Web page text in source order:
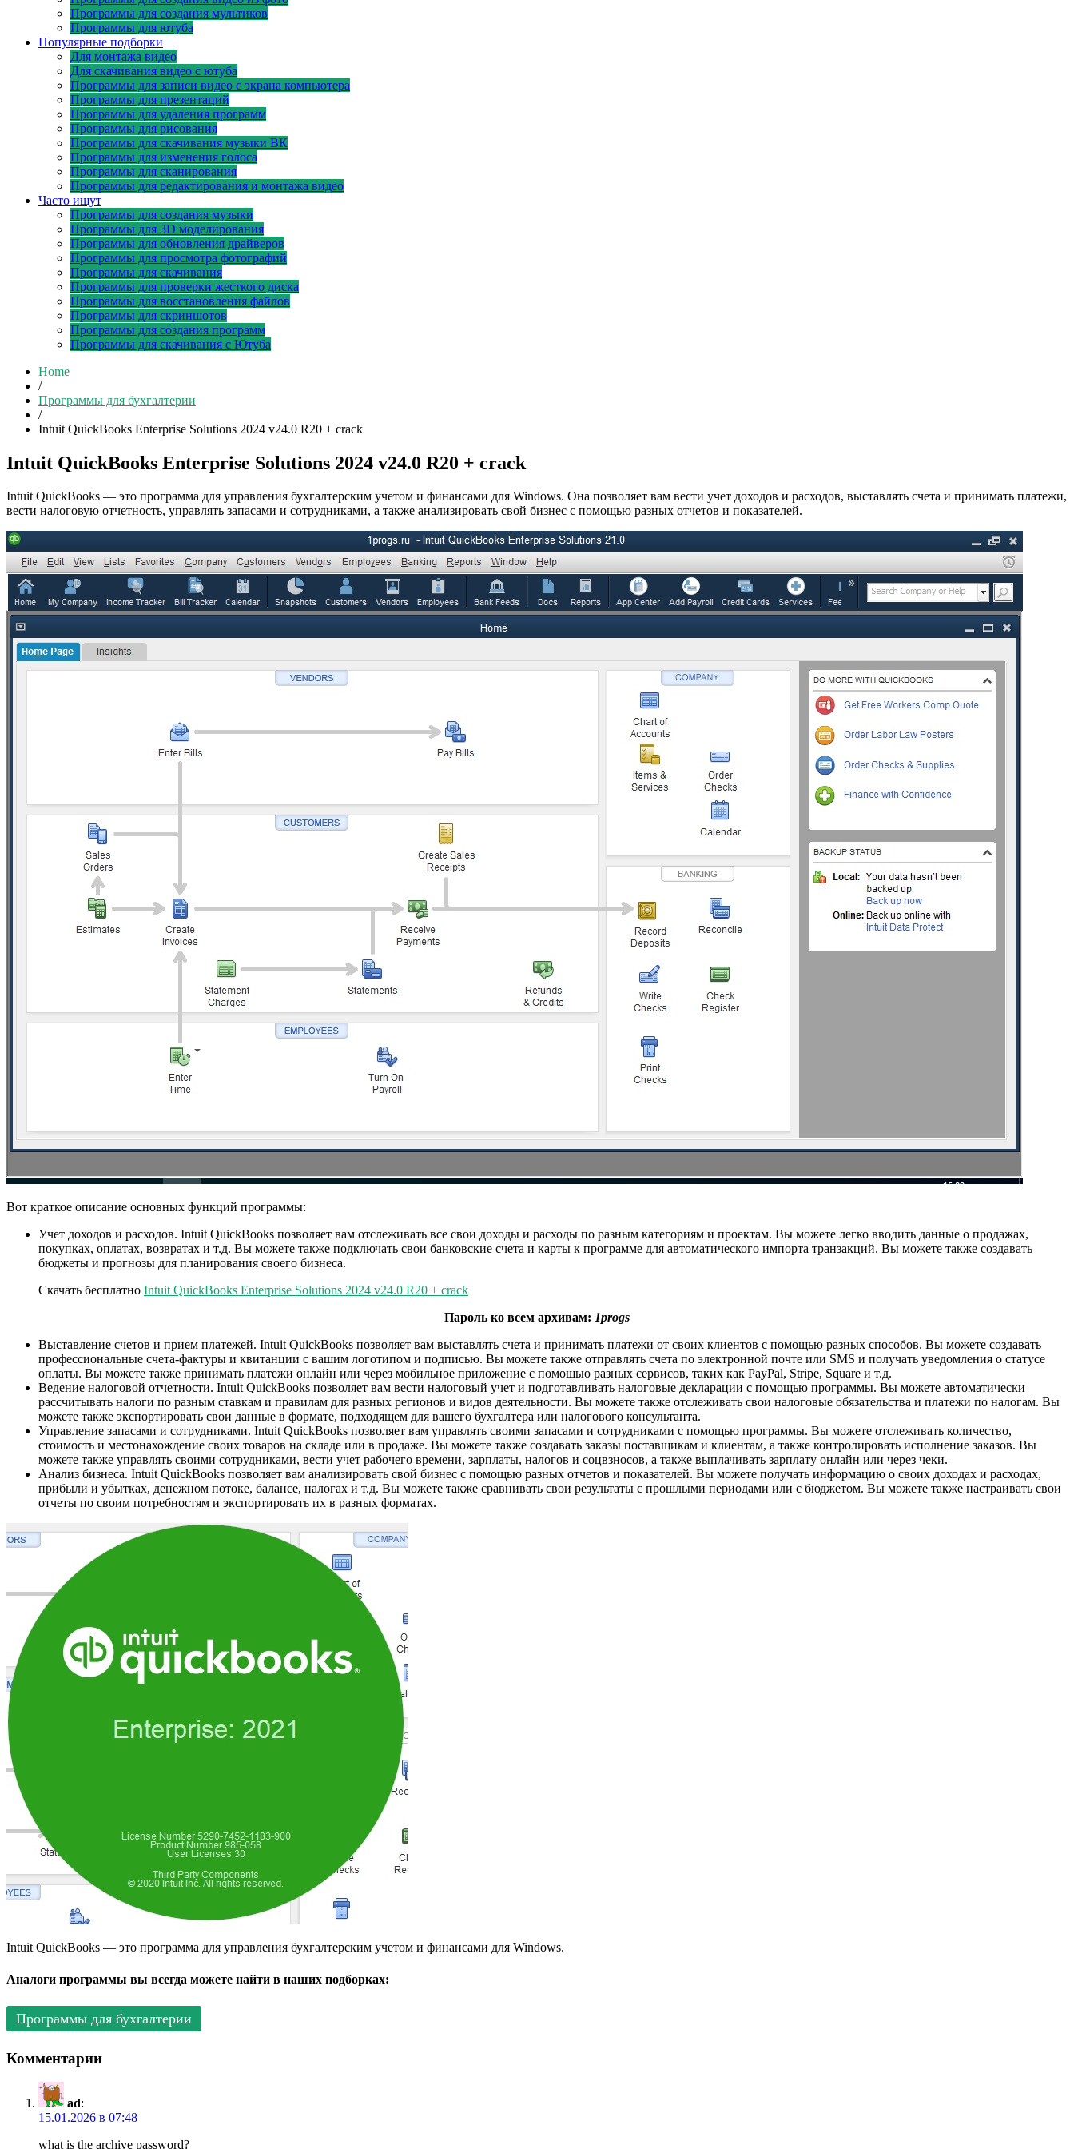
Программы для создания мультиков
Программы для ютуба
Популярные подборки
Для монтажа видео
Для скачивания видео с ютуба
Программы для записи видео с экрана компьютера
Программы для презентаций
Программы для удаления программ
Программы для рисования
Программы для скачивания музыки ВК
Программы для изменения голоса
Программы для сканирования
Программы для редактирования и монтажа видео
Часто ищут
Программы для создания музыки
Программы для 3D моделирования
Программы для обновления драйверов
Программы для просмотра фотографий
Программы для скачивания
Программы для проверки жесткого диска
Программы для восстановления файлов
Программы для скриншотов
Программы для создания программ
Программы для скачивания с Ютуба
Home
/
Программы для бухгалтерии
/
Intuit QuickBooks Enterprise Solutions 2024 v24.0 R20 + crack
Intuit QuickBooks Enterprise Solutions 2024 v24.0 R20 + crack
Intuit QuickBooks — это программа для управления бухгалтерским учетом и финансами для Windows. Она позволяет вам вести учет доходов и расходов, выставлять счета и принимать платежи,
вести налоговую отчетность, управлять запасами и сотрудниками, а также анализировать свой бизнес с помощью разных отчетов и показателей.
Вот краткое описание основных функций программы:
Учет доходов и расходов. Intuit QuickBooks позволяет вам отслеживать все свои доходы и расходы по разным категориям и проектам. Вы можете легко вводить данные о продажах,
покупках, оплатах, возвратах и т.д. Вы можете также подключать свои банковские счета и карты к программе для автоматического импорта транзакций. Вы можете также создавать
бюджеты и прогнозы для планирования своего бизнеса.
Скачать бесплатно Intuit QuickBooks Enterprise Solutions 2024 v24.0 R20 + crack
Пароль ко всем архивам: 1progs
Выставление счетов и прием платежей. Intuit QuickBooks позволяет вам выставлять счета и принимать платежи от своих клиентов с помощью разных способов. Вы можете создавать
профессиональные счета-фактуры и квитанции с вашим логотипом и подписью. Вы можете также отправлять счета по электронной почте или SMS и получать уведомления о статусе
оплаты. Вы можете также принимать платежи онлайн или через мобильное приложение с помощью разных сервисов, таких как PayPal, Stripe, Square и т.д.
Ведение налоговой отчетности. Intuit QuickBooks позволяет вам вести налоговый учет и подготавливать налоговые декларации с помощью программы. Вы можете автоматически
рассчитывать налоги по разным ставкам и правилам для разных регионов и видов деятельности. Вы можете также отслеживать свои налоговые обязательства и платежи по налогам. Вы
можете также экспортировать свои данные в формате, подходящем для вашего бухгалтера или налогового консультанта.
Управление запасами и сотрудниками. Intuit QuickBooks позволяет вам управлять своими запасами и сотрудниками с помощью программы. Вы можете отслеживать количество,
стоимость и местонахождение своих товаров на складе или в продаже. Вы можете также создавать заказы поставщикам и клиентам, а также контролировать исполнение заказов. Вы
можете также управлять своими сотрудниками, вести учет рабочего времени, зарплаты, налогов и соцвзносов, а также выплачивать зарплату онлайн или через чеки.
Анализ бизнеса. Intuit QuickBooks позволяет вам анализировать свой бизнес с помощью разных отчетов и показателей. Вы можете получать информацию о своих доходах и расходах,
прибыли и убытках, денежном потоке, балансе, налогах и т.д. Вы можете также сравнивать свои результаты с прошлыми периодами или с бюджетом. Вы можете также настраивать свои
отчеты по своим потребностям и экспортировать их в разных форматах.
Intuit QuickBooks — это программа для управления бухгалтерским учетом и финансами для Windows.
Аналоги программы вы всегда можете найти в наших подборках:
Программы для бухгалтерии
Комментарии
ad:
15.01.2026 в 07:48
what is the archive password?